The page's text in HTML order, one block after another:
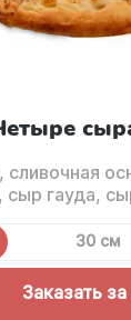
сливочная
сыр гауда,
30 см
Заказать за